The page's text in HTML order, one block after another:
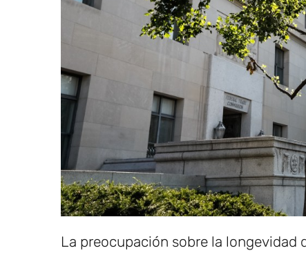
La preocupación sobre la